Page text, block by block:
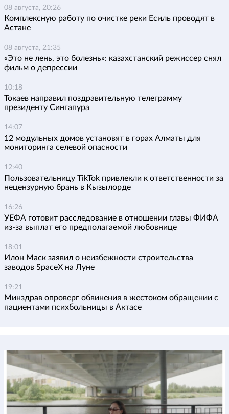
08 августа, 20:26
Комплексную работу по очистке реки Есиль проводят в
Астане
08 августа, 21:35
«Это не лень, это болезнь»: казахстанский режиссер снял
фильм о депрессии
10:18
Токаев направил поздравительную телеграмму
президенту Сингапура
14:07
12 модульных домов установят в горах Алматы для
мониторинга селевой опасности
12:40
Пользовательницу TikTok привлекли к ответственности за
нецензурную брань в Кызылорде
16:26
УЕФА готовит расследование в отношении главы ФИФА
из-за выплат его предполагаемой любовнице
18:01
Илон Маск заявил о неизбежности строительства
заводов SpaceX на Луне
19:21
Минздрав опроверг обвинения в жестоком обращении с
пациентами психбольницы в Актасе